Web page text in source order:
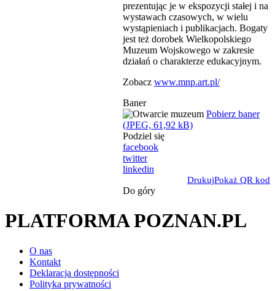
prezentując je w ekspozycji stałej i na
wystawach czasowych, w wielu
wystąpieniach i publikacjach. Bogaty
jest też dorobek Wielkopolskiego
Muzeum Wojskowego w zakresie
działań o charakterze edukacyjnym.
Zobacz www.mnp.art.pl/
Baner
Pobierz baner
(JPEG, 61,92 kB)
Podziel się
facebook
twitter
linkedin
DrukujPokaż QR kod
Do góry
PLATFORMA POZNAN.PL
O nas
Kontakt
Deklaracja dostępności
Polityka prywatności